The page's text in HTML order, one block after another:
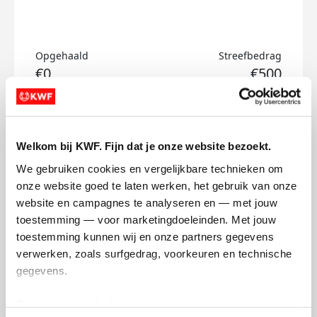
Welkom bij KWF. Fijn dat je onze website bezoekt.
We gebruiken cookies en vergelijkbare technieken om
onze website goed te laten werken, het gebruik van onze
website en campagnes te analyseren en — met jouw
toestemming — voor marketingdoeleinden. Met jouw
toestemming kunnen wij en onze partners gegevens
verwerken, zoals surfgedrag, voorkeuren en technische
gegevens.
Opgehaald
€0
Streefbedrag
€500
Doneer
Richard's badges